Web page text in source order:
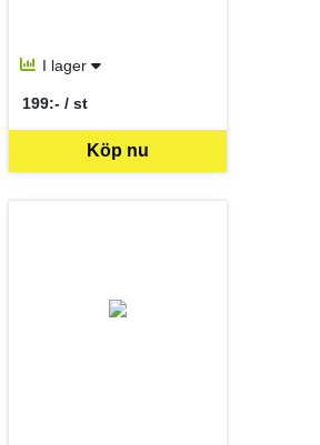
I lager
Köp nu
199:- / st
SEK per ST